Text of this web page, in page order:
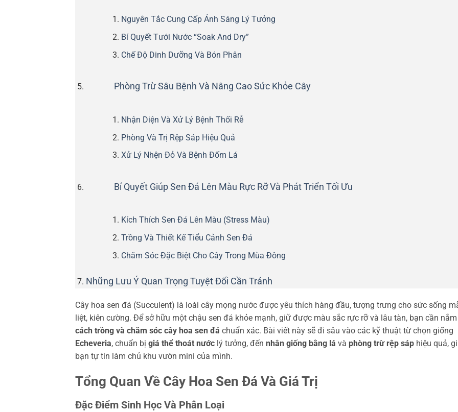
Nguyên Tắc Cung Cấp Ánh Sáng Lý Tưởng
Bí Quyết Tưới Nước “Soak And Dry”
Chế Độ Dinh Dưỡng Và Bón Phân
Phòng Trừ Sâu Bệnh Và Nâng Cao Sức Khỏe Cây
Nhận Diện Và Xử Lý Bệnh Thối Rễ
Phòng Và Trị Rệp Sáp Hiệu Quả
Xử Lý Nhện Đỏ Và Bệnh Đốm Lá
Bí Quyết Giúp Sen Đá Lên Màu Rực Rỡ Và Phát Triển Tối Ưu
Kích Thích Sen Đá Lên Màu (Stress Màu)
Trồng Và Thiết Kế Tiểu Cảnh Sen Đá
Chăm Sóc Đặc Biệt Cho Cây Trong Mùa Đông
Những Lưu Ý Quan Trọng Tuyệt Đối Cần Tránh
Cây hoa sen đá (Succulent) là loài cây mọng nước được yêu thích hàng đầu, tượng trưng cho sức sống
liệt, kiên cường. Để sở hữu một chậu sen đá khỏe mạnh, giữ được màu sắc rực rỡ và lâu tàn, bạn cần
cách trồng và chăm sóc cây hoa sen đá chuẩn xác. Bài viết này sẽ đi sâu vào các kỹ thuật từ chọn giống
Echeveria, chuẩn bị giá thể thoát nước lý tưởng, đến nhân giống bằng lá và phòng trừ rệp sáp hiệu quả,
bạn tự tin làm chủ khu vườn mini của mình.
Tổng Quan Về Cây Hoa Sen Đá Và Giá Trị
Đặc Điểm Sinh Học Và Phân Loại